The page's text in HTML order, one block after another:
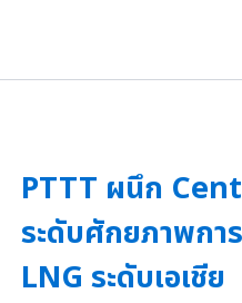
PTTT ผนึก
ระดับศักยภาพกา
LNG ระดับเอเชีย